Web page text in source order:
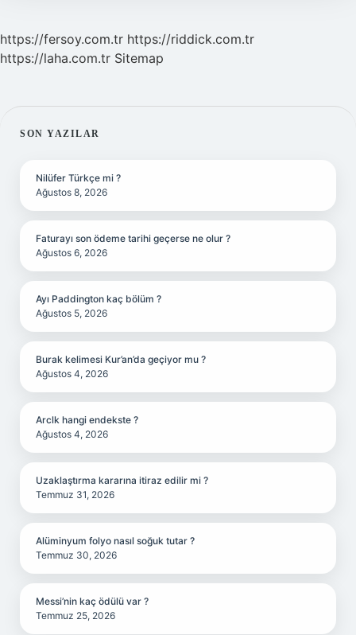
https://fersoy.com.tr https://riddick.com.tr
https://laha.com.tr Sitemap
SIDEBAR
SON YAZILAR
Nilüfer Türkçe mi ?
Ağustos 8, 2026
Faturayı son ödeme tarihi geçerse ne olur ?
Ağustos 6, 2026
Ayı Paddington kaç bölüm ?
Ağustos 5, 2026
Burak kelimesi Kur’an’da geçiyor mu ?
Ağustos 4, 2026
Arclk hangi endekste ?
Ağustos 4, 2026
Uzaklaştırma kararına itiraz edilir mi ?
Temmuz 31, 2026
Alüminyum folyo nasıl soğuk tutar ?
Temmuz 30, 2026
Messi’nin kaç ödülü var ?
Temmuz 25, 2026